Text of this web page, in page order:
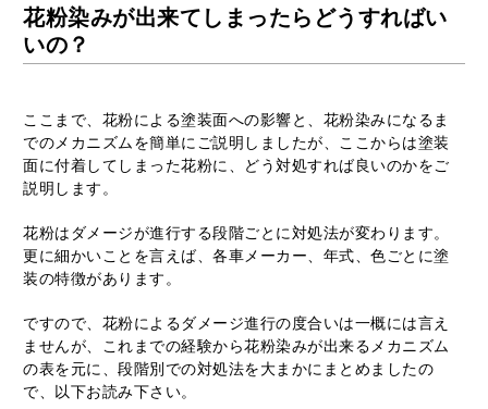
花粉染みが出来てしまったらどうすればい
いの？
ここまで、花粉による塗装面への影響と、花粉染みになるま
でのメカニズムを簡単にご説明しましたが、ここからは塗装
面に付着してしまった花粉に、どう対処すれば良いのかをご
説明します。
花粉はダメージが進行する段階ごとに対処法が変わります。
更に細かいことを言えば、各車メーカー、年式、色ごとに塗
装の特徴があります。
ですので、花粉によるダメージ進行の度合いは一概には言え
ませんが、これまでの経験から花粉染みが出来るメカニズム
の表を元に、段階別での対処法を大まかにまとめましたの
で、以下お読み下さい。